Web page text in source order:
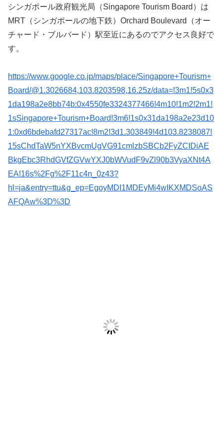
シンガポール政府観光局（Singapore Tourism Board）は
MRT（シンガポールの地下鉄）Orchard Boulevard（オー
チャード・ブルバード）駅至近にあるのでアクセス良好で
す。
https://www.google.co.jp/maps/place/Singapore+Tourism+
Board/@1.3026684,103.8203598,16.25z/data=!3m1!5s0x3
1da198a2e8bb74b:0x4550fe3324377466!4m10!1m2!2m1!
1sSingapore+Tourism+Board!3m6!1s0x31da198a2e23d10
1:0xd6bdebafd27317ac!8m2!3d1.303849!4d103.8238087!
15sChdTaW5nYXBvcmUgVG91cmlzbSBCb2FyZCIDiAE
BkgEbc3RhdGVfZGVwYXJ0bWVudF9vZl90b3VyaXNt4A
EA!16s%2Fg%2F11c4n_0z43?
hl=ja&entry=ttu&g_ep=EgoyMDI1MDEyMi4wIKXMDSoAS
AFQAw%3D%3D